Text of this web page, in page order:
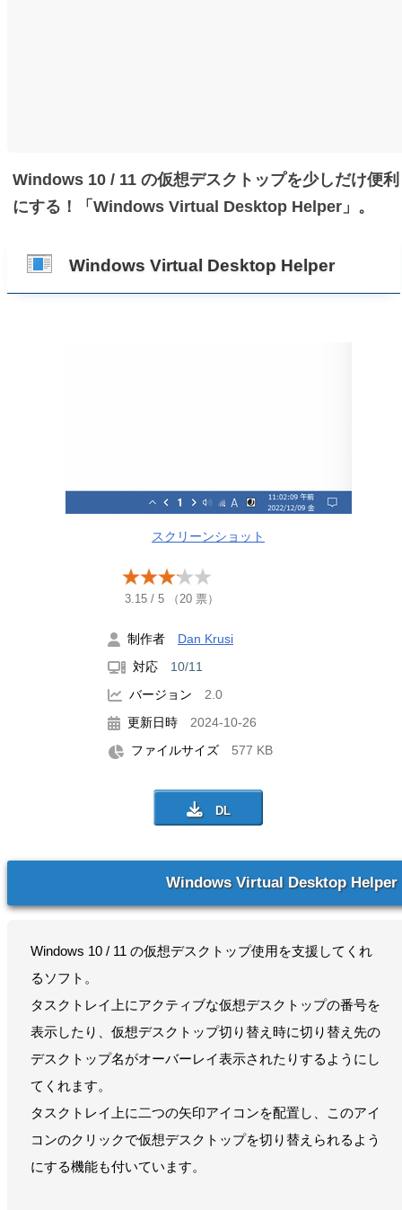
Windows 10 / 11 の仮想デスクトップを少しだけ便利
にする！「Windows Virtual Desktop Helper」。
Windows Virtual Desktop Helper
スクリーンショット
3.15 / 5 （ 20 票）
制作者 Dan Krusi
対応 10/11
バージョン 2.0
更新日時 2024-10-26
ファイルサイズ 577 KB
Windows Virtual Desktop Helper
Windows 10 / 11 の仮想デスクトップ使用を支援してくれ
るソフト。
タスクトレイ上にアクティブな仮想デスクトップの番号を
表示したり、仮想デスクトップ切り替え時に切り替え先の
デスクトップ名がオーバーレイ表示されたりするようにし
てくれます。
タスクトレイ上に二つの矢印アイコンを配置し、このアイ
コンのクリックで仮想デスクトップを切り替えられるよう
にする機能も付いています。